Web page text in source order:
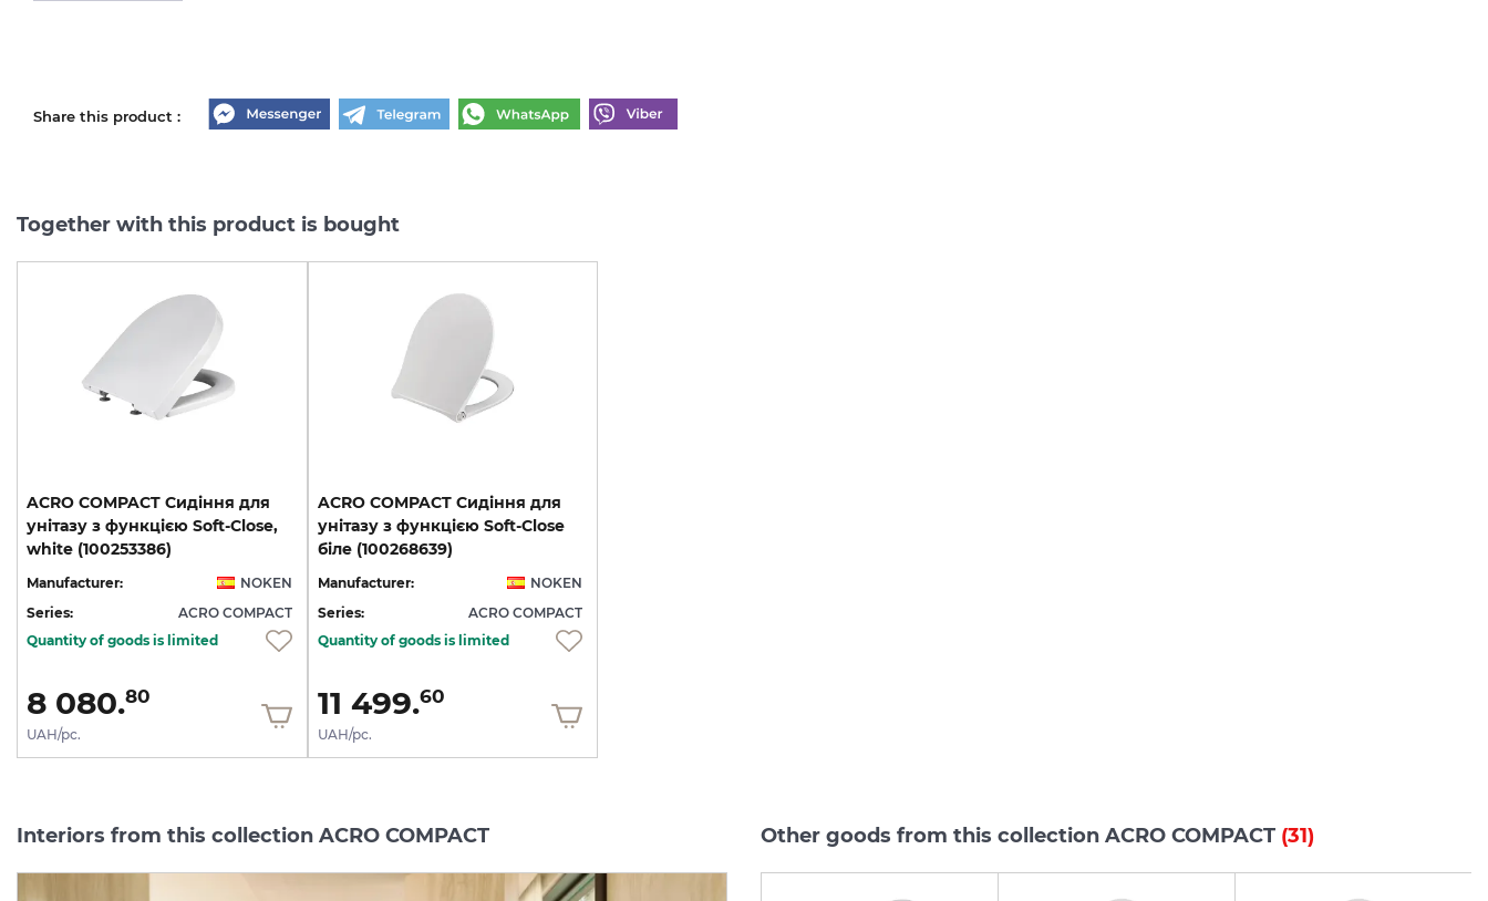
Share this product :
Together with this product is bought
ACRO COMPACT Сидіння для
унітазу з функцією Soft-Close,
white (100253386)
Manufacturer:
NOKEN
Series:
ACRO COMPACT
Quantity of goods is limited
8 080.80
UAH/pc.
ACRO COMPACT Сидіння для
унітазу з функцією Soft-Close
біле (100268639)
Manufacturer:
NOKEN
Series:
ACRO COMPACT
Quantity of goods is limited
11 499.60
UAH/pc.
Interiors from this collection ACRO COMPACT Other goods from this collection ACRO COMPACT (31)